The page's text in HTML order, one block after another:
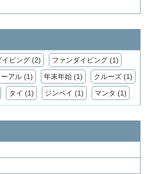
イビング (2) ファンダイビング (1)
アル (1) 年末年始 (1) クルーズ (1)
タイ (1) ジンベイ (1) マンタ (1)